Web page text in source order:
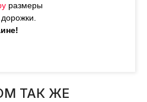
размеры
ТАК ЖЕ